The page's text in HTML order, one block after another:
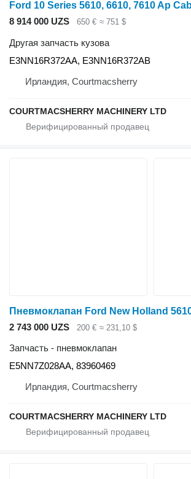
8 914 000 UZS 650 € ≈ 751 $
Другая запчасть кузова
E3NN16R372AA, E3NN16R372AB
Ирландия, Courtmacsherry
COURTMACSHERRY MACHINERY LTD
2 743 000 UZS 200 € ≈ 231,10 $
Запчасть - пневмоклапан
E5NN7Z028AA, 83960469
Ирландия, Courtmacsherry
COURTMACSHERRY MACHINERY LTD